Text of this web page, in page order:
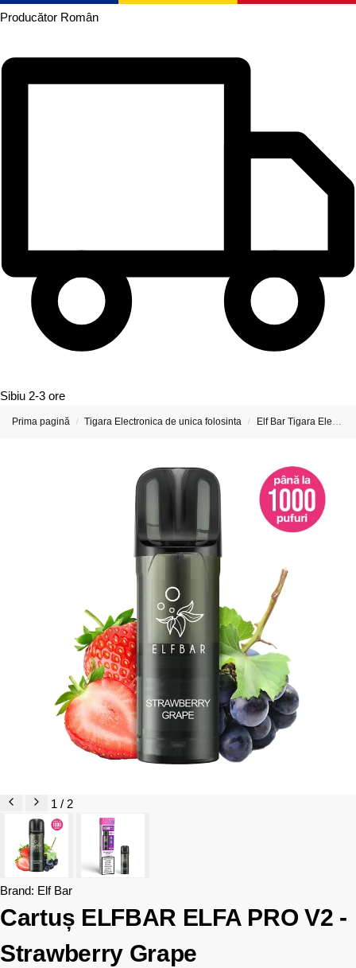
Producător Român
Sibiu 2-3 ore
Prima pagină / Tigara Electronica de unica folosinta / Elf Bar Tigara Electronica si Vape-uri
1 / 2
Brand: Elf Bar
Cartuș ELFBAR ELFA PRO V2 -
Strawberry Grape